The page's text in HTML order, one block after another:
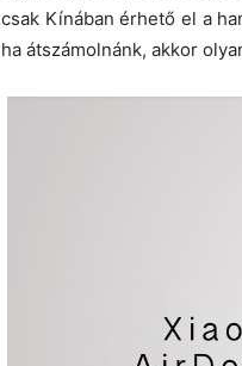
csak Kínában érhető el a
ha átszámolnánk, akkor